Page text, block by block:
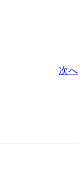
次へ